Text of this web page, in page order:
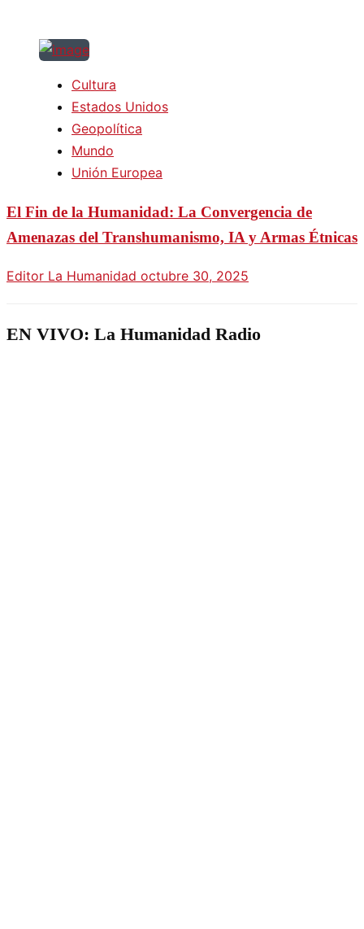
Cultura
Estados Unidos
Geopolítica
Mundo
Unión Europea
El Fin de la Humanidad: La Convergencia de
Amenazas del Transhumanismo, IA y Armas Étnicas
Editor La Humanidad octubre 30, 2025
EN VIVO: La Humanidad Radio